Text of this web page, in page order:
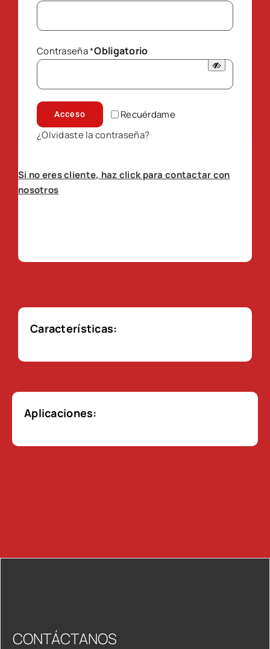
Contraseña*Obligatorio
Recuérdame
Acceso
¿Olvidaste la contraseña?
Si no eres cliente, haz click para contactar con
nosotros
Características:
Aplicaciones:
CONTÁCTANOS